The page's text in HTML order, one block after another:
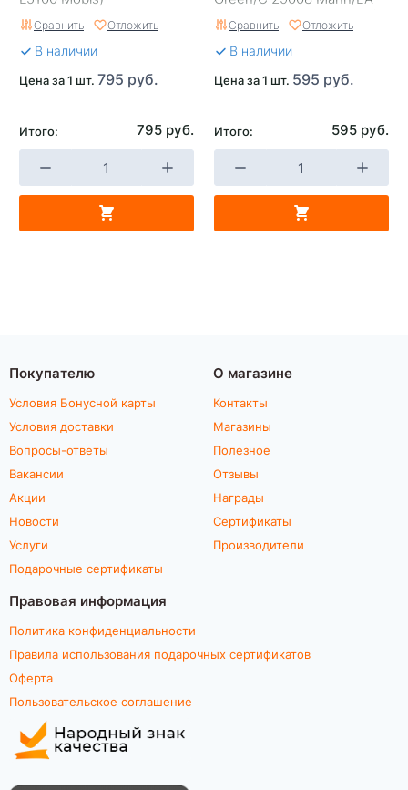
Сравнить Отложить
В наличии
Цена за 1 шт. 795 руб.
Итого: 795 руб.
1967 Lynx/C 30012 Mann)
Сравнить Отложить
В наличии
Цена за 1 шт. 595 руб.
Итого: 595 руб.
Покупателю
Условия Бонусной карты
Условия доставки
Вопросы-ответы
Вакансии
Акции
Новости
Услуги
Подарочные сертификаты
О магазине
Контакты
Магазины
Полезное
Отзывы
Награды
Сертификаты
Производители
Правовая информация
Политика конфиденциальности
Правила использования подарочных сертификатов
Оферта
Пользовательское соглашение